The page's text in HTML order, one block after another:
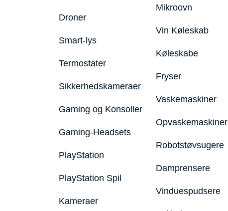
Droner
Smart-lys
Termostater
Sikkerhedskameraer
Gaming og Konsoller
Gaming-Headsets
PlayStation
PlayStation Spil
Kameraer
Mikroovn
Vin Køleskab
Køleskabe
Fryser
Vaskemaskiner
Opvaskemaskiner
Robotstøvsugere
Damprensere
Vinduespudsere